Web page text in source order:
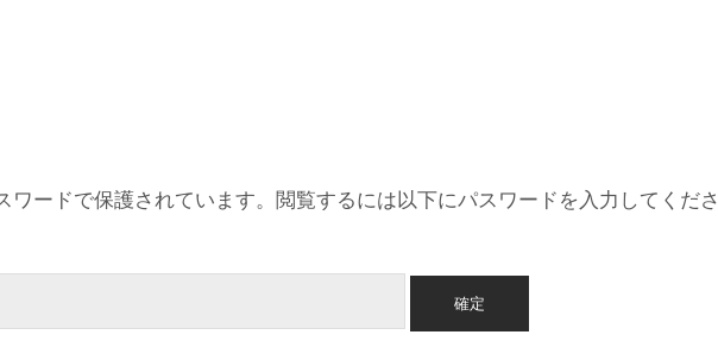
ワードで保護されています。閲覧するには以下にパスワードを入力してくださ